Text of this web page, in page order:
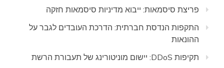
פריצת סיסמאות: ייבוא מדיניות סיסמאות חזקה
התקפות הנדסת חברתית: הדרכת העובדים לגבר על
ההונאות
תקיפות DDoS: יישום מוניטורינג של תעבורת הרשת